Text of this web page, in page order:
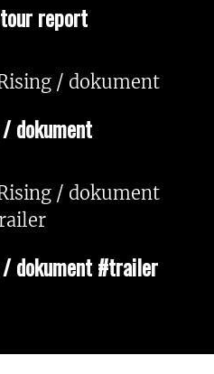
report
dokument
dokument #trailer